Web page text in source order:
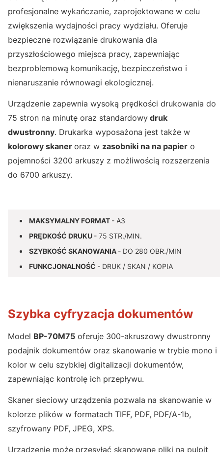
profesjonalne wykańczanie, zaprojektowane w celu
zwiększenia wydajności pracy wydziału. Oferuje
bezpieczne rozwiązanie drukowania dla
przyszłościowego miejsca pracy, zapewniając
bezproblemową komunikację, bezpieczeństwo i
nienaruszanie równowagi ekologicznej.
Urządzenie zapewnia wysoką prędkości drukowania do
75 stron na minutę oraz standardowy druk
dwustronny. Drukarka wyposażona jest także w
kolorowy skaner oraz w zasobniki na na papier o
pojemności 3200 arkuszy z możliwością rozszerzenia
do 6700 arkuszy.
MAKSYMALNY FORMAT - A3
PRĘDKOŚĆ DRUKU - 75 STR./MIN.
SZYBKOŚĆ SKANOWANIA - DO 280 OBR./MIN
FUNKCJONALNOŚĆ - DRUK / SKAN / KOPIA
Szybka cyfryzacja dokumentów
Model BP-70M75 oferuje 300-akruszowy dwustronny
podajnik dokumentów oraz skanowanie w trybie mono i
kolor w celu szybkiej digitalizacji dokumentów,
zapewniając kontrolę ich przepływu.
Skaner sieciowy urządzenia pozwala na skanowanie w
kolorze plików w formatach TIFF, PDF, PDF/A-1b,
szyfrowany PDF, JPEG, XPS.
Urządzenie może przesyłać skanowane pliki na pulpit